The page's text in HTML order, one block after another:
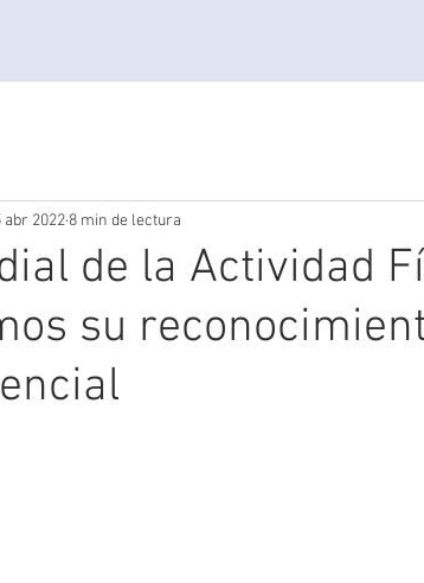
de la Actividad
su
abr 2022 8 min de lectura